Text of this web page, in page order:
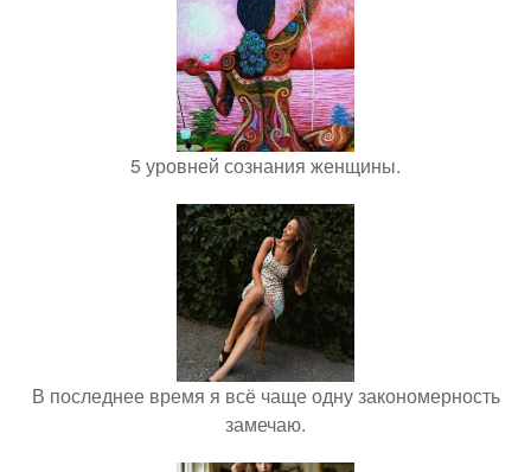
5 уровней сознания женщины.
В последнее время я всё чаще одну закономерность
замечаю.